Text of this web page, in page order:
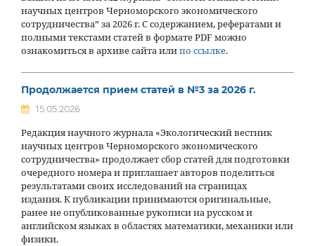
научных центров Черноморского экономического
сотрудничества” за 2026 г. С содержанием, рефератами и
полными текстами статей в формате PDF можно
ознакомиться в архиве сайта илипо ссылке.
Продолжается прием статей в №3 за 2026 г.
15.05.2026
Редакция научного журнала «Экологический вестник
научных центров Черноморского экономического
сотрудничества» продолжает сбор статей для подготовки
очередного номера и приглашает авторов поделиться
результатами своих исследований на страницах
издания. К публикации принимаются оригинальные,
ранее не опубликованные рукописи на русском и
английском языках в областях математики, механики или
физики.